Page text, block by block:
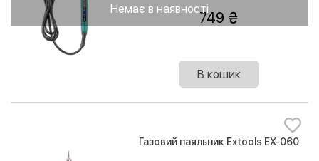
Немає в наявності749
В кошик
Газовий паяльник Extools EX-060